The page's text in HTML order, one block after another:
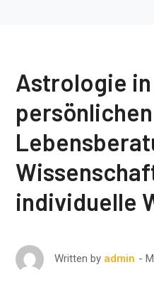
Astrologie
persönlichen
individuelle
Written by admin